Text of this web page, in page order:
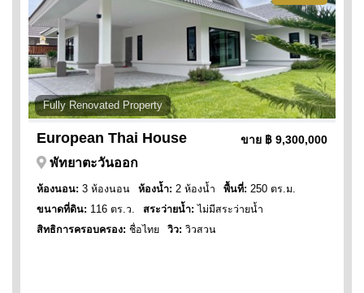
Fully Renovated Property
European Thai House ขาย ฿ 9,300,000
พัทยาตะวันออก
ห้องนอน: 3 ห้องนอน ห้องน้ำ: 2 ห้องน้ำ พื้นที่: 250 ตร.ม.
ขนาดที่ดิน: 116 ตร.ว. สระว่ายน้ำ: ไม่มีสระว่ายน้ำ
สิทธิการครอบครอง: ชื่อไทย วิว: วิวสวน